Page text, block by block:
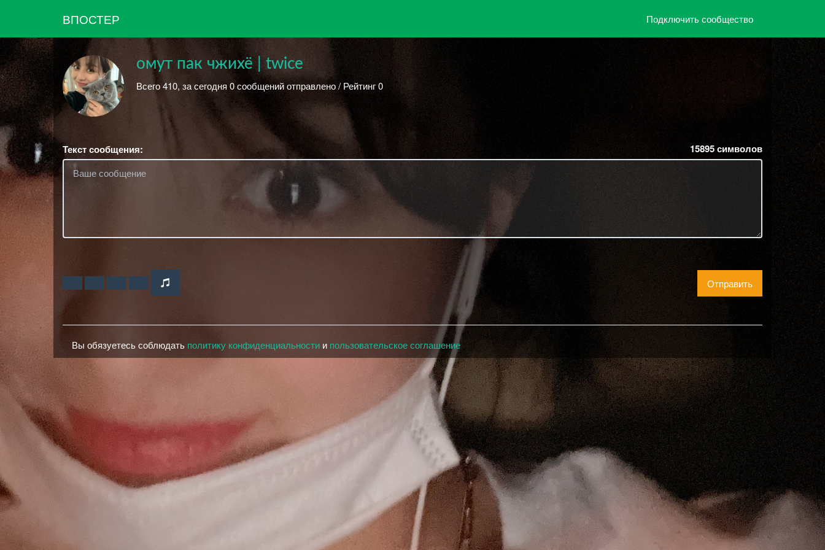
ВПОСТЕР Подключить сообщество
омут пак чжихё | twice
Всего 410, за сегодня 0 сообщений отправлено / Рейтинг 0
Текст сообщения: 15895символов
Отправить
Вы обязуетесь соблюдать политику конфиденциальности и пользовательское соглашение